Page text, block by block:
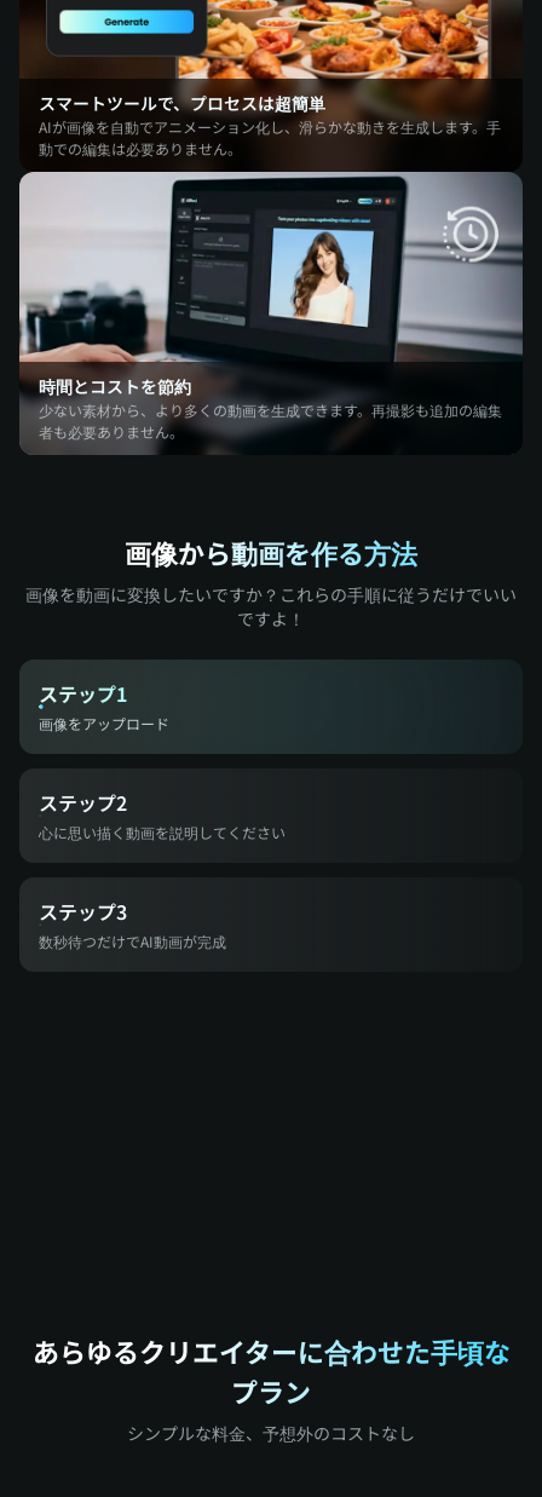
スマートツールで、プロセスは超簡単
AIが画像を自動でアニメーション化し、滑らかな動きを生成します。手
動での編集は必要ありません。
時間とコストを節約
少ない素材から、より多くの動画を生成できます。再撮影も追加の編集
者も必要ありません。
画像から動画を作る方法
画像を動画に変換したいですか？これらの手順に従うだけでいい
ですよ！
ステップ1
画像をアップロード
ステップ2
心に思い描く動画を説明してください
ステップ3
数秒待つだけでAI動画が完成
あらゆるクリエイターに合わせた手頃な
プラン
シンプルな料金、予想外のコストなし